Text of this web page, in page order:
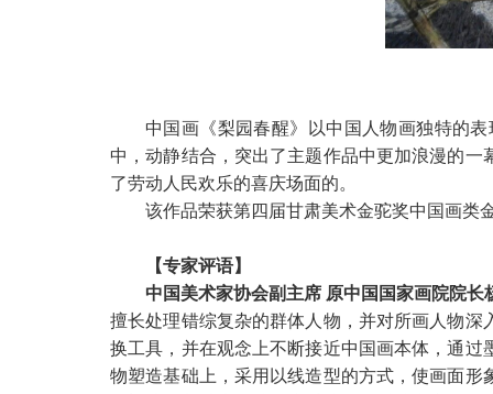
中国画《梨园春醒》以中国人物画独特的
中，动静结合，突出了主题作品中更加浪漫的
了劳动人民欢乐的喜庆场面的。
该作品荣获第四届甘肃美术金驼奖中国画类
【专家评语】
中国美术家协会副主席 原中国国家画院院长
擅长处理错综复杂的群体人物，并对所画人物
换工具，并在观念上不断接近中国画本体，通
物塑造基础上，采用以线造型的方式，使画面